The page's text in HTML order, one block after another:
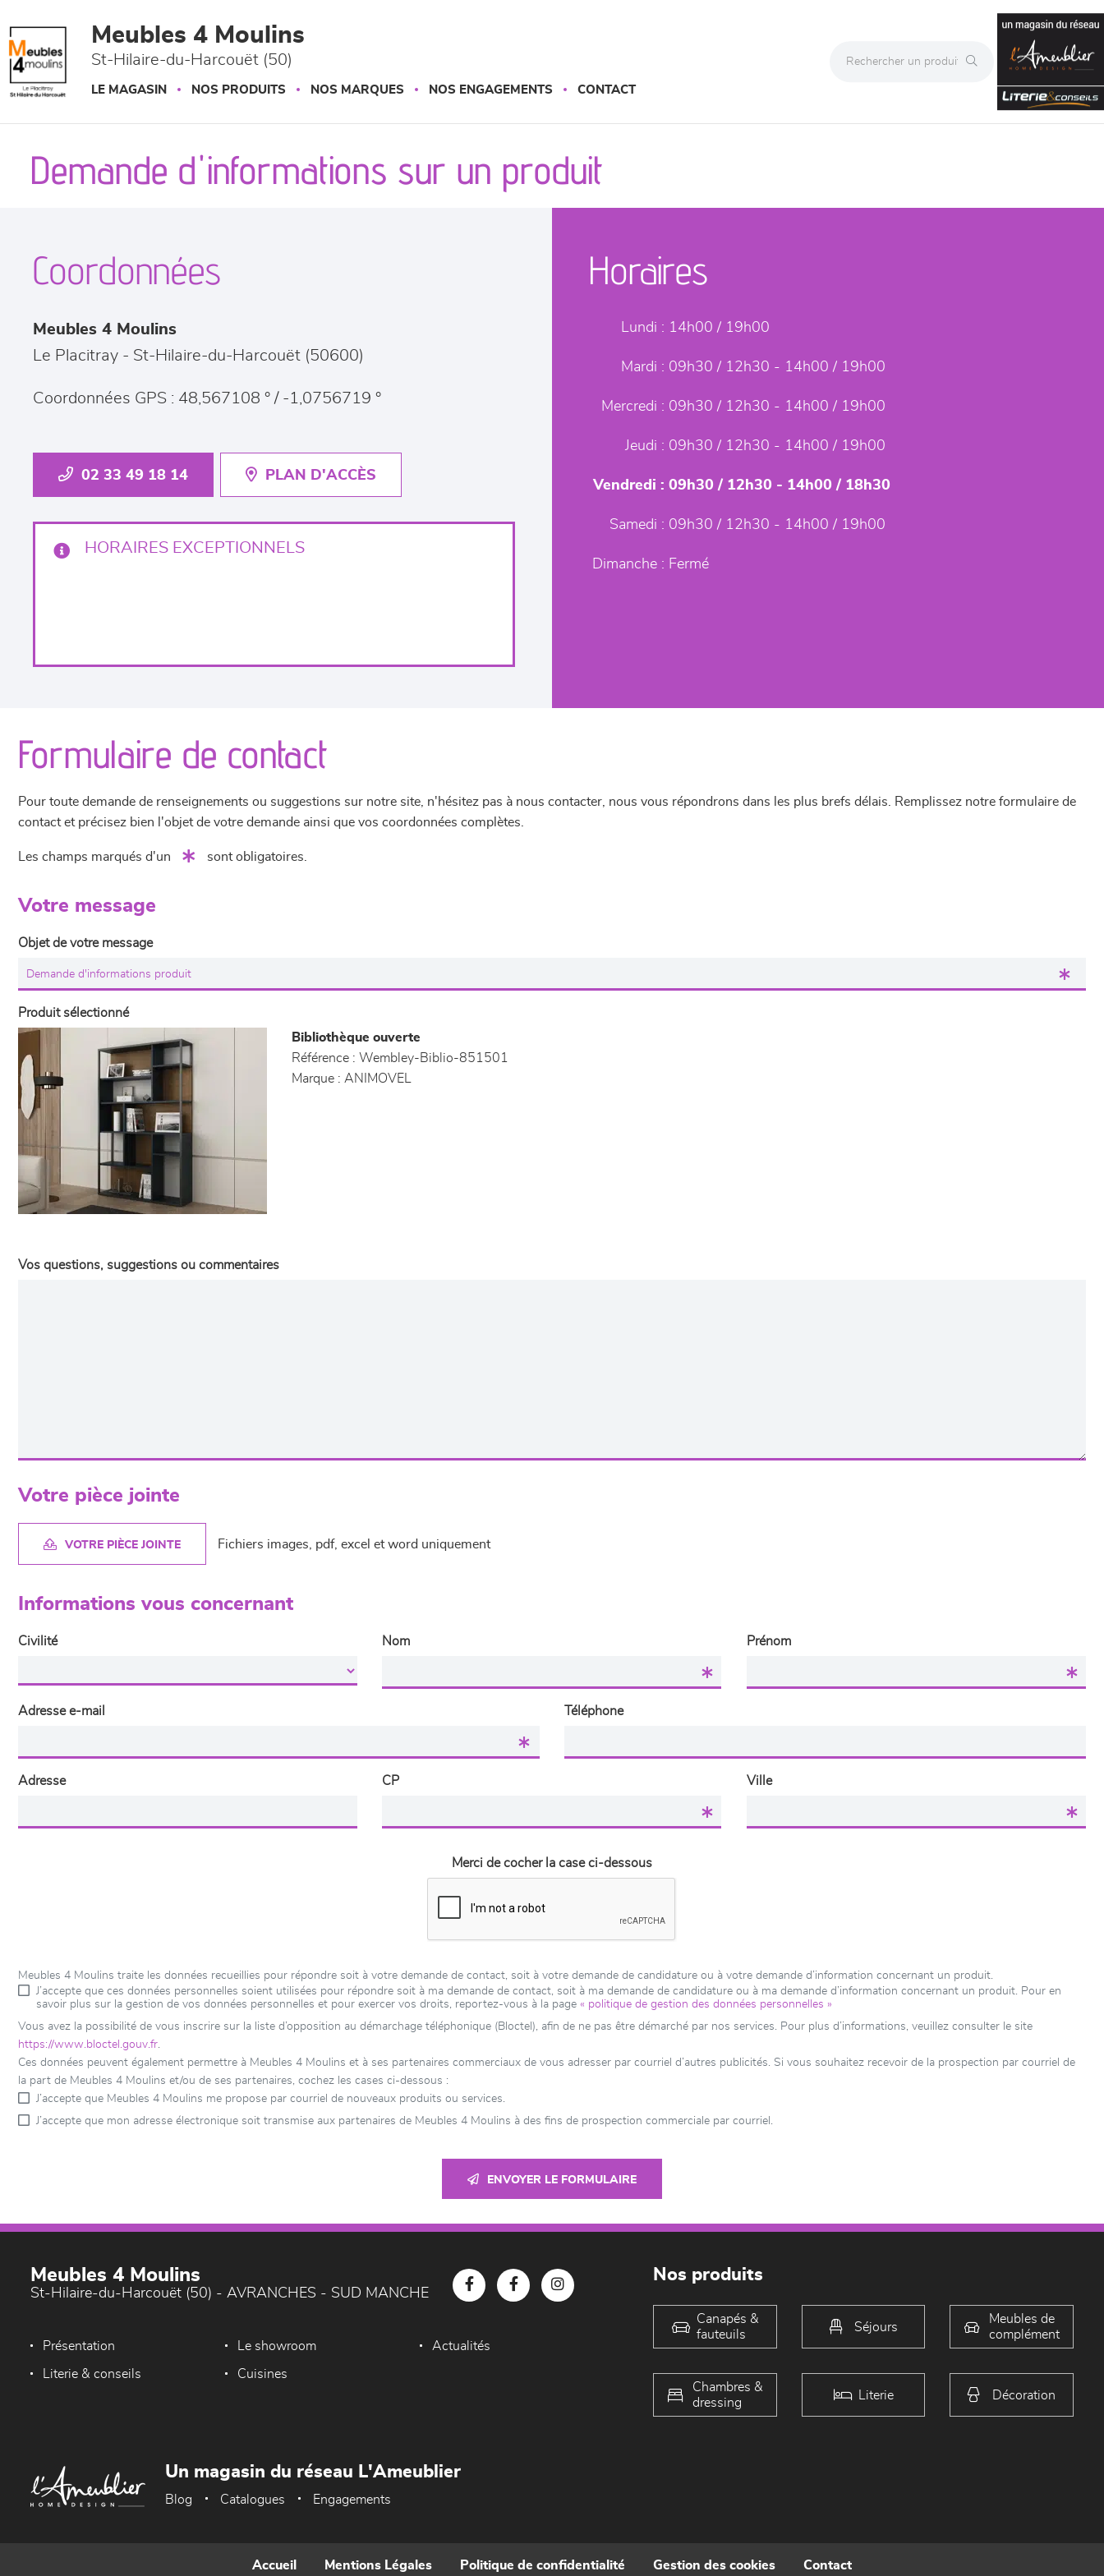
Meubles 4 Moulins
St-Hilaire-du-Harcouët (50)
LE MAGASIN NOS PRODUITS NOS MARQUES NOS ENGAGEMENTS CONTACT
Demande d'informations sur un produit
Coordonnées
Meubles 4 Moulins
Le Placitray - St-Hilaire-du-Harcouët (50600)
Coordonnées GPS : 48,567108 ° / -1,0756719 °
02 33 49 18 14 PLAN D'ACCÈS
HORAIRES EXCEPTIONNELS
Horaires
Lundi : 14h00 / 19h00
Mardi : 09h30 / 12h30 - 14h00 / 19h00
Mercredi : 09h30 / 12h30 - 14h00 / 19h00
Jeudi : 09h30 / 12h30 - 14h00 / 19h00
Vendredi : 09h30 / 12h30 - 14h00 / 18h30
Samedi : 09h30 / 12h30 - 14h00 / 19h00
Dimanche : Fermé
Formulaire de contact
Pour toute demande de renseignements ou suggestions sur notre site, n'hésitez pas à nous contacter, nous vous répondrons dans les plus brefs délais. Remplissez notre formulaire de
contact et précisez bien l'objet de votre demande ainsi que vos coordonnées complètes.
Les champs marqués d'un sont obligatoires.
Votre message
Objet de votre message
Produit sélectionné
Bibliothèque ouverte
Référence : Wembley-Biblio-851501
Marque : ANIMOVEL
Vos questions, suggestions ou commentaires
Votre pièce jointe
VOTRE PIÈCE JOINTE Fichiers images, pdf, excel et word uniquement
Informations vous concernant
Civilité Nom Prénom
Adresse e-mail Téléphone
Adresse CP Ville
Merci de cocher la case ci-dessous
Meubles 4 Moulins traite les données recueillies pour répondre soit à votre demande de contact, soit à votre demande de candidature ou à votre demande d’information concernant un produit.
J’accepte que ces données personnelles soient utilisées pour répondre soit à ma demande de contact, soit à ma demande de candidature ou à ma demande d’information concernant un produit. Pour en
savoir plus sur la gestion de vos données personnelles et pour exercer vos droits, reportez-vous à la page « politique de gestion des données personnelles »
Vous avez la possibilité de vous inscrire sur la liste d’opposition au démarchage téléphonique (Bloctel), afin de ne pas être démarché par nos services. Pour plus d’informations, veuillez consulter le site
https://www.bloctel.gouv.fr.
Ces données peuvent également permettre à Meubles 4 Moulins et à ses partenaires commerciaux de vous adresser par courriel d’autres publicités. Si vous souhaitez recevoir de la prospection par courriel de
la part de Meubles 4 Moulins et/ou de ses partenaires, cochez les cases ci-dessous :
J’accepte que Meubles 4 Moulins me propose par courriel de nouveaux produits ou services.
J’accepte que mon adresse électronique soit transmise aux partenaires de Meubles 4 Moulins à des fins de prospection commerciale par courriel.
ENVOYER LE FORMULAIRE
Meubles 4 Moulins
St-Hilaire-du-Harcouët (50) - AVRANCHES - SUD MANCHE
Présentation Le showroom Actualités
Literie & conseils Cuisines
Nos produits
Canapés &
fauteuils
Séjours
Meubles de
complément
Chambres &
dressing
Literie Décoration
Un magasin du réseau L'Ameublier
Blog Catalogues Engagements
Accueil Mentions Légales Politique de confidentialité Gestion des cookies Contact